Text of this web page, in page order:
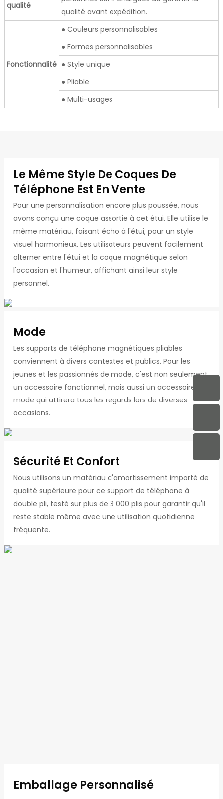
qualité
qualité avant expédition.
Fonctionnalité
● Couleurs personnalisables
● Formes personnalisables
● Style unique
● Pliable
● Multi-usages
Le Même Style De Coques De
Téléphone Est En Vente
Pour une personnalisation encore plus poussée, nous
avons conçu une coque assortie à cet étui. Elle utilise le
même matériau, faisant écho à l'étui, pour un style
visuel harmonieux. Les utilisateurs peuvent facilement
alterner entre l'étui et la coque magnétique selon
l'occasion et l'humeur, affichant ainsi leur style
personnel.
Mode
Les supports de téléphone magnétiques pliables
conviennent à divers contextes et publics. Pour les
jeunes et les passionnés de mode, c'est non seulement
un accessoire fonctionnel, mais aussi un accessoire de
mode qui attirera tous les regards lors de diverses
occasions.
Sécurité Et Confort
Nous utilisons un matériau d'amortissement importé de
qualité supérieure pour ce support de téléphone à
double pli, testé sur plus de 3 000 plis pour garantir qu'il
reste stable même avec une utilisation quotidienne
fréquente.
Emballage Personnalisé